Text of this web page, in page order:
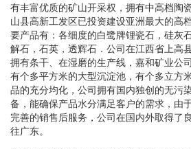
有丰富优质的矿山开采权，拥有中高档陶
山县高新工发区已投资建设亚洲最大的高
要产品有：各细度的白鹭牌锂瓷石，硅灰
解石，石英，透辉石．公司在江西省上高
拥有条干、在湿磨的生产线，嘉和矿业公
有个多平方米的大型沉淀池，有个多立方
品的充分均化，公司拥有国内独创的无污
备，能确保产品水分满足客户的需求，由
完善的销售后服务，公司在国内外取得了
往广东。